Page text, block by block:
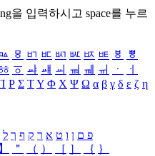
을 입력하시고 space를 누르
ㅰ ㅱ ㅲ ㅳ ㅴ ㅵ ㅶ ㅷ ㅸ
ㅹ
ㆆ ㆇ ㆈ ㆉ ㆊ ㆋ ㆌ ㆍ
ㆎ
Ρ Σ ΤΥ Φ Χ Ψ Ω α β γ δ ε ζ η
פ ם ן ו ט א ר ק ף ך ל
】 ＂ （ ） ［ ］ ｛ ｝